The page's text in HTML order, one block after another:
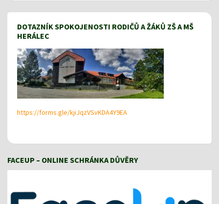
DOTAZNÍK SPOKOJENOSTI RODIČŮ A ŽÁKŮ ZŠ A MŠ
HERÁLEC
https://forms.gle/kjiJqzVSvKDA4Y9EA
FACEUP – ONLINE SCHRÁNKA DŮVĚRY